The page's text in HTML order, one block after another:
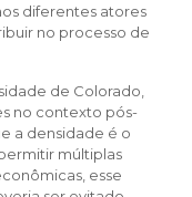
diferentes atores
no processo de
de Colorado,
no contexto pós-
a densidade é o
múltiplas
esse